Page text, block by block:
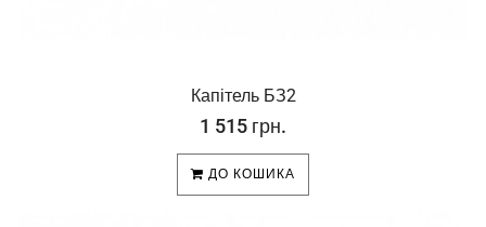
Капітель БЗ2
1 515 грн.
ДО КОШИКА